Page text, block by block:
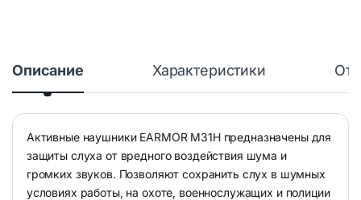
Описание Характеристики
Активные наушники EARMOR M31H предназначены для
защиты слуха от вредного воздействия шума и
громких звуков. Позволяют сохранить слух в шумных
условиях работы, на охоте, военнослужащих и полиции